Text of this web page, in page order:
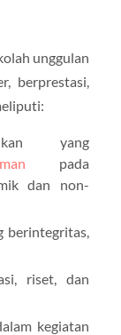
unggulan
berprestasi,
yang
pada
dan non-
berintegritas,
riset, dan
kegiatan